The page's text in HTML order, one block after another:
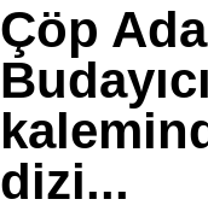
Çöp
dizi...